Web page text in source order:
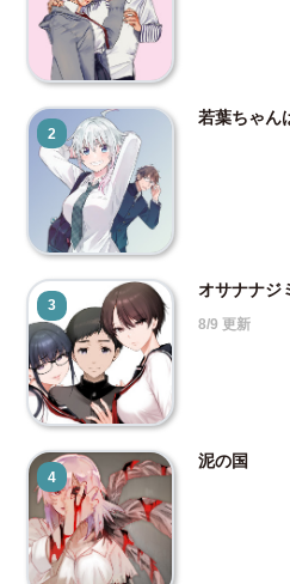
2
若葉ちゃん
3
オサナナジ
8/9 更新
4
泥の国